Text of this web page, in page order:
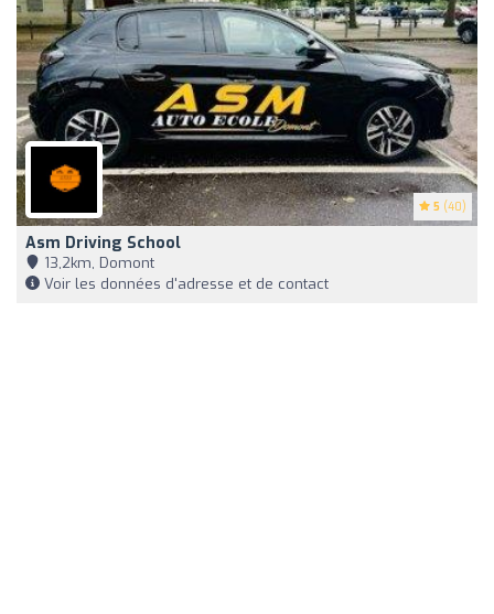
5 (40)
Asm Driving School
13,2km, Domont
Voir les données d'adresse et de contact